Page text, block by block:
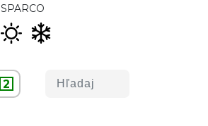
SPARCO
2